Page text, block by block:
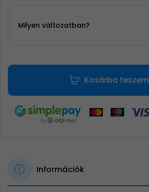
Milyen változatban?
Kosárba teszem
Információk